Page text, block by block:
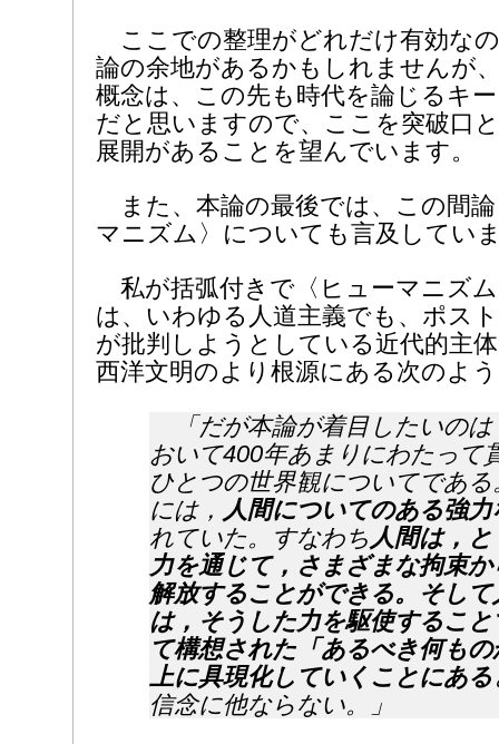
ここでの整理がどれだけ有効な
論の余地があるかもしれませんが
概念は、この先も時代を論じるキ
だと思いますので、ここを突破口
展開があることを望んでいます。
また、本論の最後では、この間
マニズム〉についても言及してい
私が括弧付きで〈ヒューマニズ
は、いわゆる人道主義でも、ポス
が批判しようとしている近代的主
西洋文明のより根源にある次のよ
「だが本論が着目したいのは
おいて400年あまりにわたって
ひとつの世界観についてであ
には， 人間についてのある強
れていた。すなわち人間は，
力を通じて，さまざまな拘束
解放することができる。そし
は，そうした力を駆使するこ
て構想された「あるべき何も
上に具現化していくことにある
信念に他ならない。」